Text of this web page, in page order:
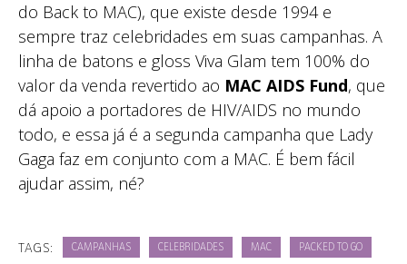
do Back to MAC), que existe desde 1994 e
sempre traz celebridades em suas campanhas. A
linha de batons e gloss Viva Glam tem 100% do
valor da venda revertido ao MAC AIDS Fund, que
dá apoio a portadores de HIV/AIDS no mundo
todo, e essa já é a segunda campanha que Lady
Gaga faz em conjunto com a MAC. É bem fácil
ajudar assim, né?
TAGS: CAMPANHAS CELEBRIDADES MAC PACKED TO GO